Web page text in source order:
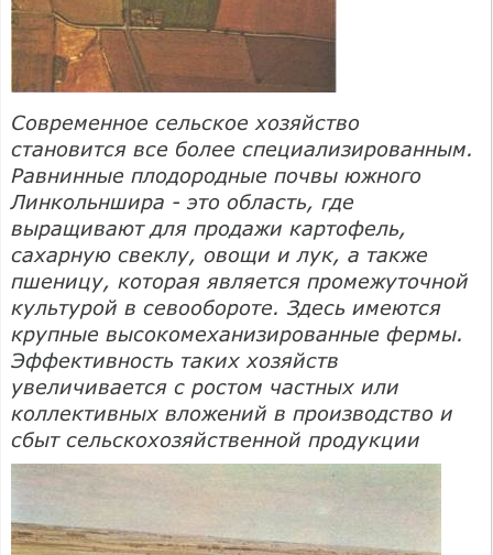
Современное сельское хозяйство
становится все более специализированным.
Равнинные плодородные почвы южного
Линкольншира - это область, где
выращивают для продажи картофель,
сахарную свеклу, овощи и лук, а также
пшеницу, которая является промежуточной
культурой в севообороте. Здесь имеются
крупные высокомеханизированные фермы.
Эффективность таких хозяйств
увеличивается с ростом частных или
коллективных вложений в производство и
сбыт сельскохозяйственной продукции